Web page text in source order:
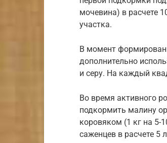
мочевина) в расчете
участка.
В момент
дополнительно
и серу. На каждый
Во время активного
подкормить малину
коровяком (1 кг на 5-
саженцев в расчете 5